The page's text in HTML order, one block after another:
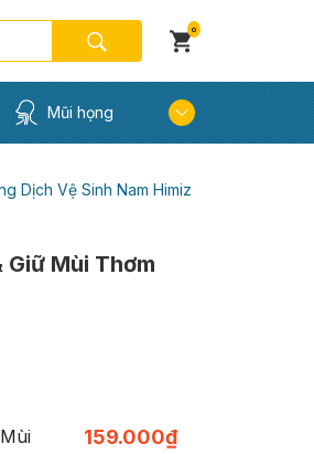
0
Mũi họng
Dịch Vệ Sinh Nam Himiz
Giữ Mùi Thơm
159.000₫